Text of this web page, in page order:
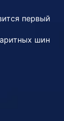
первый
шин